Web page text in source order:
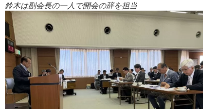
鈴木は副会長の一人で開会の辞を担当